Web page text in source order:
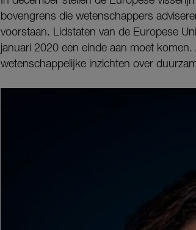
bovengrens die wetenschappers
voorstaan. Lidstaten van de Europese
januari 2020 een einde aan moet
wetenschappelijke inzichten over